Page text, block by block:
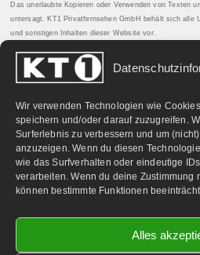
Wir verwenden Technologien wie
speichern und/oder darauf zuzugreifen.
Surferlebnis zu verbessern und um
anzuzeigen. Wenn du diesen
wie das Surfverhalten oder eindeutige
verarbeiten. Wenn du deine Zustimmung
können bestimmte Funktionen
Alles
Das unerlaubte Kopieren oder Verwenden von Texten
untersagt. KT1 Privatfernsehen GmbH behält sich alle
und sonstigen Inhalten dieser Website vor.
PARTNERLINKS: